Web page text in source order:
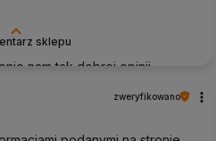
sklepu
nam tak dobrej opinii.
wysiłki - dziękujemy raz
szybkiego zobaczenia!
zweryfikowano